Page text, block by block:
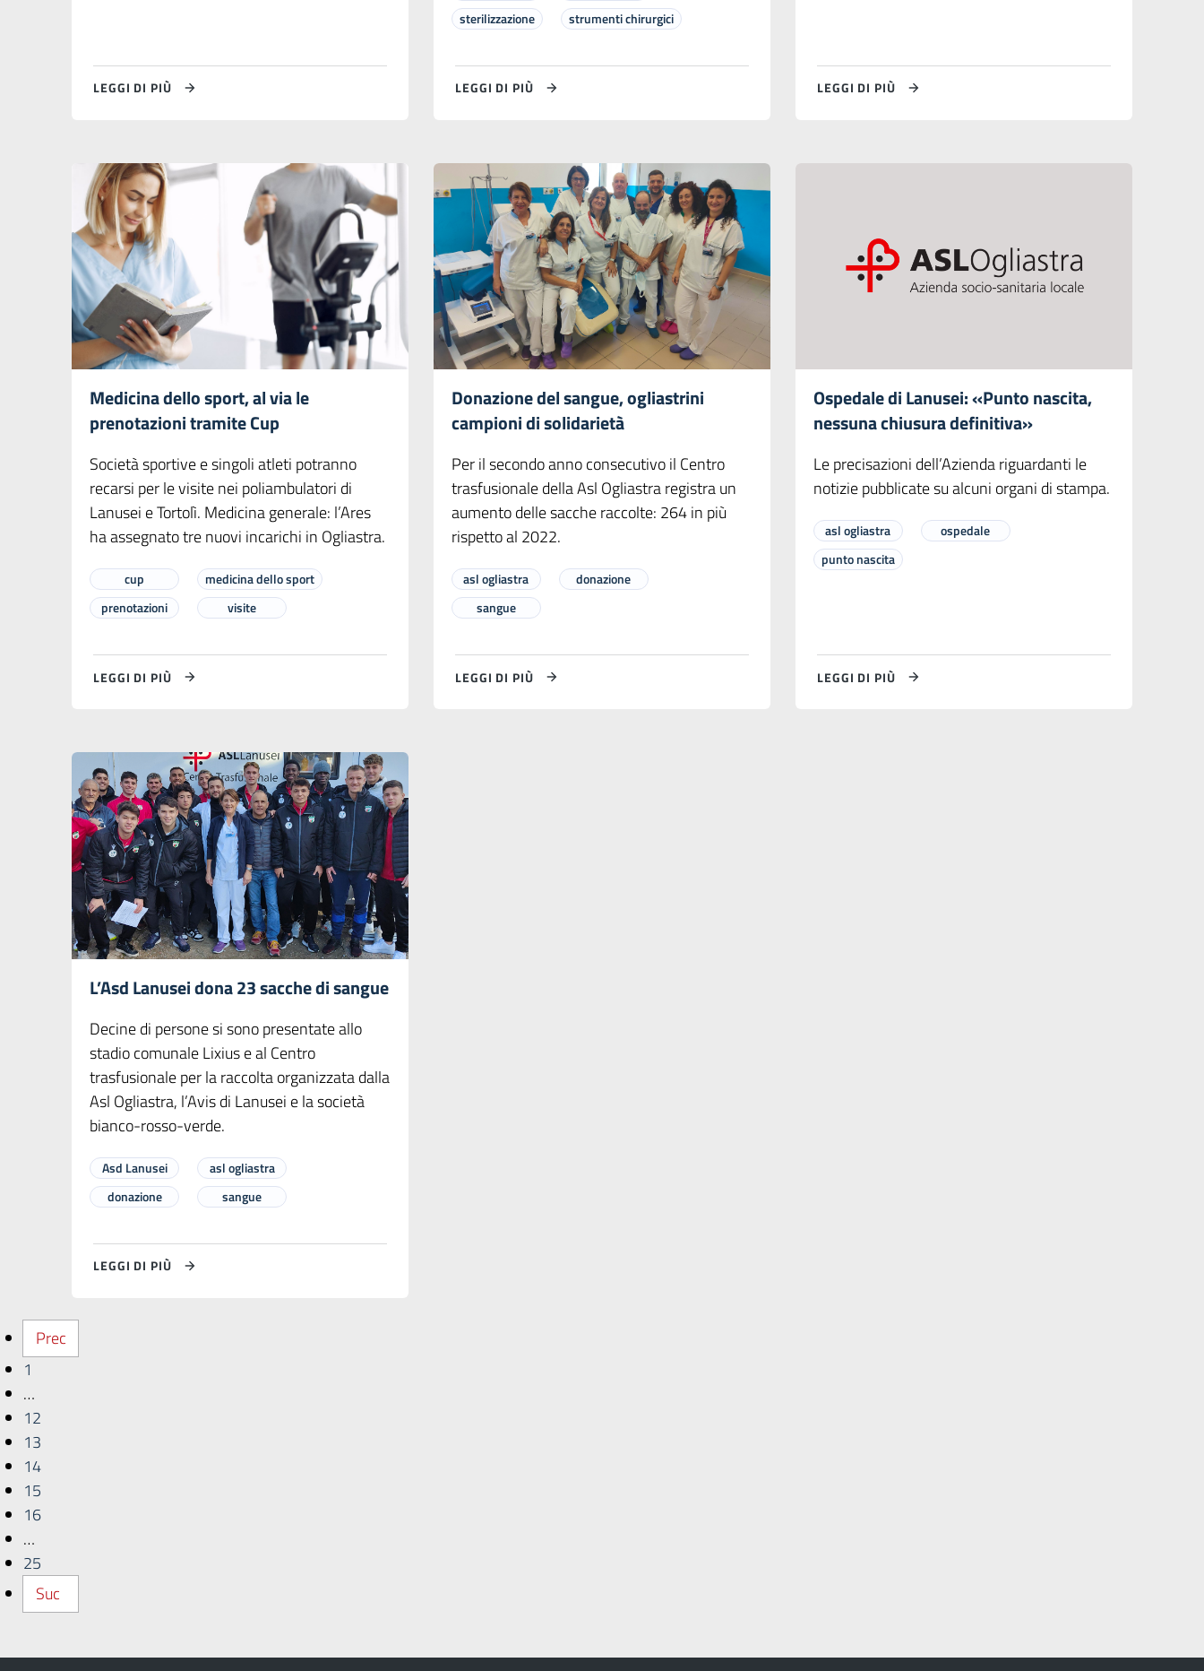
LEGGI DI PIÙ
sterilizzazione
strumenti chirurgici
LEGGI DI PIÙ LEGGI DI PIÙ
Medicina dello sport, al via le
prenotazioni tramite Cup
Società sportive e singoli atleti potranno
recarsi per le visite nei poliambulatori di
Lanusei e Tortolì. Medicina generale: l’Ares
ha assegnato tre nuovi incarichi in Ogliastra.
cup
medicina dello sport
prenotazioni
visite
LEGGI DI PIÙ
Donazione del sangue, ogliastrini
campioni di solidarietà
Per il secondo anno consecutivo il Centro
trasfusionale della Asl Ogliastra registra un
aumento delle sacche raccolte: 264 in più
rispetto al 2022.
asl ogliastra
donazione
sangue
LEGGI DI PIÙ
Ospedale di Lanusei: «Punto nascita,
nessuna chiusura definitiva»
Le precisazioni dell’Azienda riguardanti le
notizie pubblicate su alcuni organi di stampa.
asl ogliastra
ospedale
punto nascita
LEGGI DI PIÙ
L’Asd Lanusei dona 23 sacche di sangue
Decine di persone si sono presentate allo
stadio comunale Lixius e al Centro
trasfusionale per la raccolta organizzata dalla
Asl Ogliastra, l’Avis di Lanusei e la società
bianco-rosso-verde.
Asd Lanusei
asl ogliastra
donazione
sangue
LEGGI DI PIÙ
Prec
1
…
12
13
14
15
16
…
25
Suc